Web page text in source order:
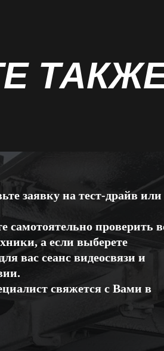
заявку на тест-драйв или
самотоятельно проверить
а если выберете
вас сеанс видеосвязи и
свяжется с Вами в